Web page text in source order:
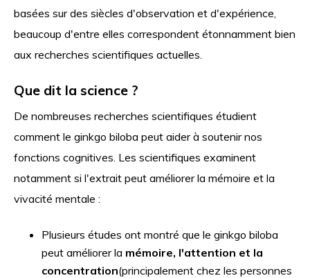
basées sur des siècles d'observation et d'expérience,
beaucoup d'entre elles correspondent étonnamment bien
aux recherches scientifiques actuelles.
Que dit la science ?
De nombreuses recherches scientifiques étudient
comment le ginkgo biloba peut aider à soutenir nos
fonctions cognitives. Les scientifiques examinent
notamment si l'extrait peut améliorer la mémoire et la
vivacité mentale :
Plusieurs études ont montré que le ginkgo biloba
peut améliorer la mémoire, l'attention et la
concentration(principalement chez les personnes